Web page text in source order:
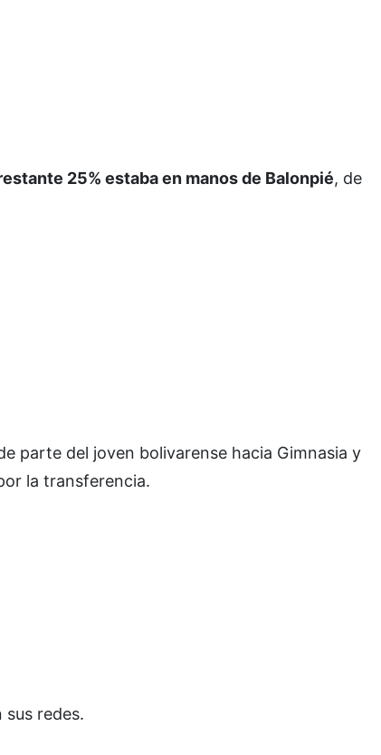
25% estaba en manos de Balonpié, de
parte del joven bolivarense hacia Gimnasia y
la transferencia.
redes.